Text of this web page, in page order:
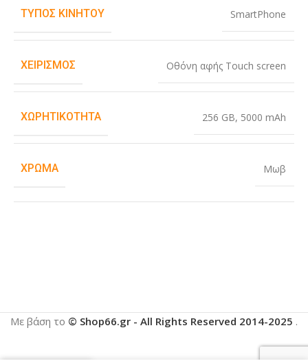
ΤΎΠΟΣ ΚΙΝΗΤΟΎ SmartPhone
ΧΕΙΡΙΣΜΌΣ Οθόνη αφής Touch screen
ΧΩΡΗΤΙΚΌΤΗΤΑ 256 GB, 5000 mAh
ΧΡΏΜΑ Μωβ
Με βάση το © Shop66.gr - All Rights Reserved 2014-2025 .